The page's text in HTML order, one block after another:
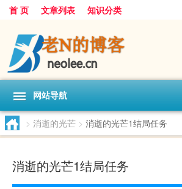
首 页 文章列表 知识分类
网站导航
> 消逝的光芒 > 消逝的光芒1结局任务
消逝的光芒1结局任务